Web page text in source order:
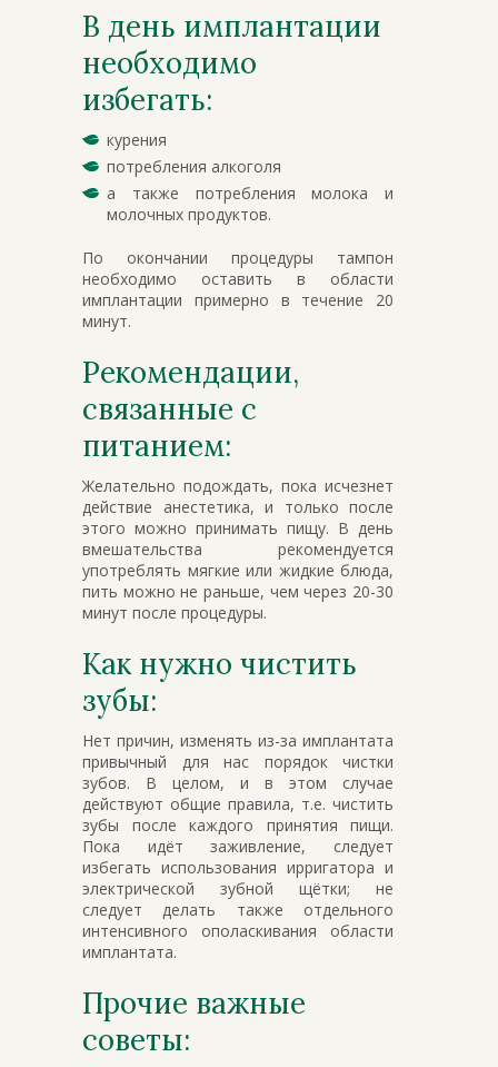
В день имплантации
необходимо
избегать:
курения
потребления алкоголя
а также потребления молока и
молочных продуктов.
По окончании процедуры тампон
необходимо оставить в области
имплантации примерно в течение 20
минут.
Рекомендации,
связанные с
питанием:
Желательно подождать, пока исчезнет
действие анестетика, и только после
этого можно принимать пищу. В день
вмешательства рекомендуется
употреблять мягкие или жидкие блюда,
пить можно не раньше, чем через 20-30
минут после процедуры.
Как нужно чистить
зубы:
Нет причин, изменять из-за имплантата
привычный для нас порядок чистки
зубов. В целом, и в этом случае
действуют общие правила, т.е. чистить
зубы после каждого принятия пищи.
Пока идёт заживление, следует
избегать использования ирригатора и
электрической зубной щётки; не
следует делать также отдельного
интенсивного ополаскивания области
имплантата.
Прочие важные
советы: